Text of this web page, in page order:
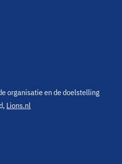
organisatie en de doelstelling
Lions.nl